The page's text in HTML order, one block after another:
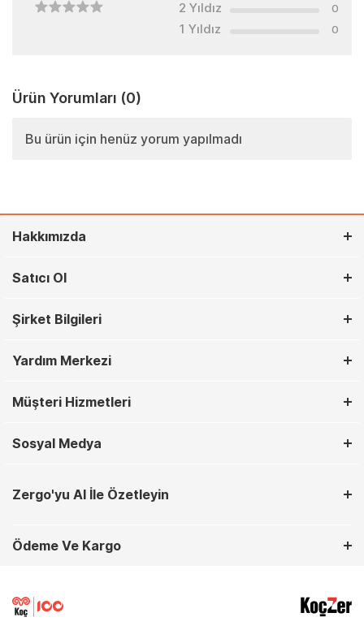
2 Yıldız 0
1 Yıldız 0
Ürün Yorumları (0)
Bu ürün için henüz yorum yapılmadı
Hakkımızda
Satıcı Ol
Şirket Bilgileri
Yardım Merkezi
Müşteri Hizmetleri
Sosyal Medya
Zergo'yu AI İle Özetleyin
Ödeme Ve Kargo